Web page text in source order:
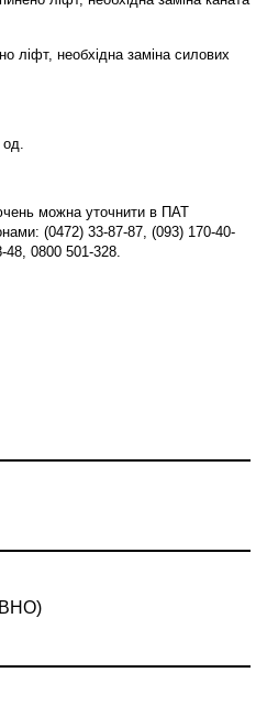
ліфт, необхідна заміна силових
можна уточнити в ПАТ
(0472) 33-87-87, (093) 170-40-
48, 0800 501-328.